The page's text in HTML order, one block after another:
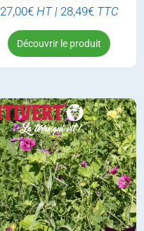
27,00€ HT | 28,49€ TTC
Découvrir le produit